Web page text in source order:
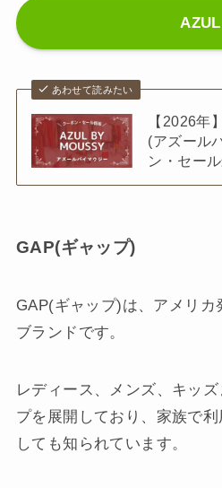
AZUL
あわせて読みたい
【2026年
(アズール
ン・セー
GAP(ギャップ)
GAP(ギャップ)は、アメリカ
ブランドです。
レディース、メンズ、キッ
プを展開しており、家族で
しても知られています。